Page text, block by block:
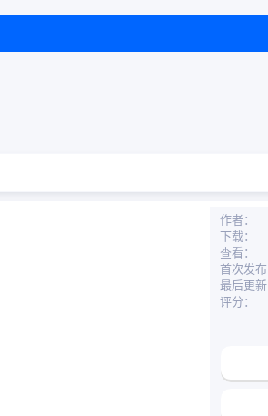
作者
下载
查看
首次发布
最后更新
评分